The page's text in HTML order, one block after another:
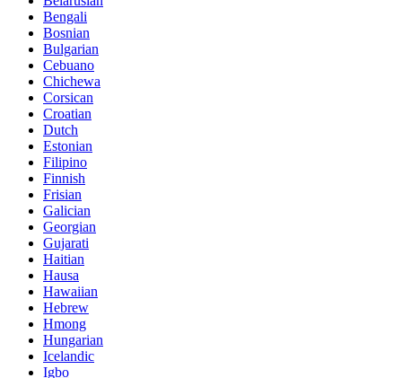
Bengali
Bosnian
Bulgarian
Cebuano
Chichewa
Corsican
Croatian
Dutch
Estonian
Filipino
Finnish
Frisian
Galician
Georgian
Gujarati
Haitian
Hausa
Hawaiian
Hebrew
Hmong
Hungarian
Icelandic
Igbo